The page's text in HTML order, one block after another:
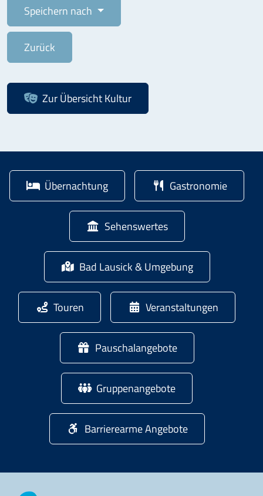
Speichern nach
Zurück
Zur ÜbersichtKultur
Übernachtung Gastronomie
Sehenswertes
Bad Lausick & Umgebung
Touren Veranstaltungen
Pauschalangebote
Gruppenangebote
Barrierearme Angebote